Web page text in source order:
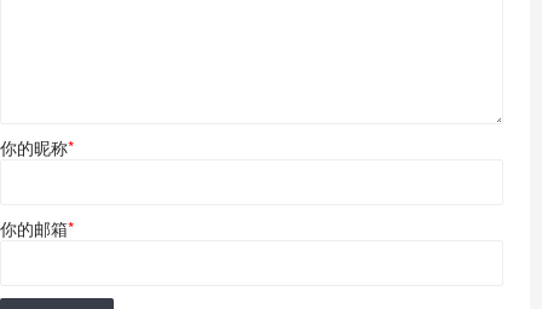
你的昵称*
你的邮箱*